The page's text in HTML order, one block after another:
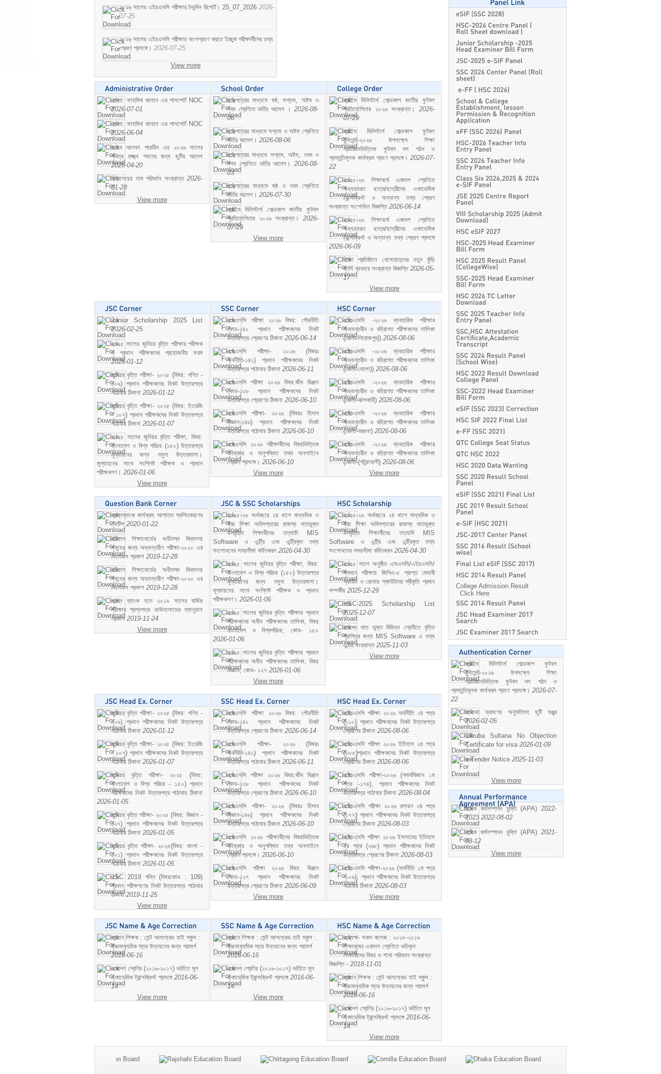
২০২৬ সালের এইচএসসি পরীক্ষার দৈনন্দিন রিপোর্ট। 25_07_2026 2026-
07-25
২০২৬ সালের এইচএসসি পরীক্ষার অংশগ্রহণ করতে ইচ্ছুক পরীক্ষার্থীদের তথ্য
প্রেরণ প্রসঙ্গে। 2026-07-25
View more
মোসা: ফাহমিদা জাহান এর পাসপোর্ট NOC
2026-07-01
মোসা: ফাহমিদা জাহান এর পাসপোর্ট NOC
2026-06-04
জনাব আলফা পারভীন এর ২০২৬ সালের
পবিত্র হজ্জ্ব গমনের জন্য ছুটির আদেশ
2026-04-20
বিদ্যালয়ের নাম পরিবর্তন সংক্রান্ত 2026-
01-28
View more
ছাড়পত্রের মাধ্যমে ষষ্ঠ, সপ্তম, অষ্টম ও
নবম শ্রেণিতে ভর্তির আদেশ । 2026-08-
06
ছাড়পত্রের মাধ্যমে সপ্তম ও অষ্টম শ্রেণিতে
ভর্তির আদেশ। 2026-08-06
ছাড়পত্রের মাধ্যমে সপ্তম, অষ্টম, নবম ও
দশম শ্রেণিতে ভর্তির আদেশ। 2026-08-
03
ছাড়পত্রের মাধ্যমে ষষ্ঠ ও নবম শ্রেণিতে
ভর্তির আদেশ। 2026-07-30
প্রাইম মিনিস্টার্স গোল্ডকাপ জাতীয় ফুটবল
প্রতিযোগিতায় ২০২৬ সংক্রান্ত। 2026-
07-29
View more
প্রাইম মিনিস্টার্স গোল্ডকাপ জাতীয় ফুটবল
প্রতিযোগিতায় ২০২৬ সংক্রান্ত। 2026-
07-29
প্রাইম মিনিস্টার্স গোল্ডকাপ ফুটবল
টুর্নামেন্ট-২০২৬ উপলক্ষ্যে শিক্ষা
প্রতিষ্ঠানভিত্তিক ফুটবল দল গঠন ও
প্রস্তুতিমূলক কার্যক্রম গ্রহণ প্রসঙ্গে। 2026-07-
22
২০২৫-২৬ শিক্ষাবর্ষে একাদশ শ্রেণিতে
অধ্যয়নরত ছাত্র/ছাত্রীদের একাডেমিক
ট্রান্সক্রিপ্ট ও অন্যান্য তথ্য প্রেরণ
সংক্রান্ত সংশোধিত বিজ্ঞপ্তি 2026-06-14
২০২৫-২৬ শিক্ষাবর্ষে একাদশ শ্রেণিতে
অধ্যয়নরত ছাত্র/ছাত্রীদের একাডেমিক
ট্রান্সক্রিপ্ট ও অন্যান্য তথ্য প্রেরণ প্রসঙ্গে
2026-06-09
শিক্ষা প্রতিষ্ঠানে খেলোয়াড়দের নতুন কুঁড়ি
জার্সি ব্যবহার সংক্রান্ত বিজ্ঞপ্তি 2026-05-
17
View more
Junior Scholarship 2025 List
2026-02-25
২০২৫ সালের জুনিয়র বৃত্তি পরীক্ষার পরীক্ষক
ও প্রধান পরীক্ষকদের প্রয়োজনীয় ফরম
2026-01-12
জুনিয়র বৃত্তি পরীক্ষা- ২০২৫ (বিষয়: গণিত -
১০৯) প্রধান পরীক্ষকদের নিকট উত্তরপত্র
পাঠাবার ঠিকানা 2026-01-12
জুনিয়র বৃত্তি পরীক্ষা- ২০২৫ (বিষয়: ইংরেজি
- ১০৭) প্রধান পরীক্ষকদের নিকট উত্তরপত্র
পাঠাবার ঠিকানা 2026-01-07
২০২৫ সালের জুনিয়র বৃত্তি পরীক্ষা, বিষয়:
বাংলাদেশ ও বিশ্ব পরিচয় (১৫০) উত্তরপত্র
মূল্যায়নের জন্য নমুনা উত্তরমালা।
মূল্যায়নের সাথে সংশ্লিষ্ট পরীক্ষক ও প্রধান
পরীক্ষকগণ। 2026-01-06
View more
এসএসসি পরীক্ষা ২০২৬ বিষয়: পৌরনীতি
কোড-১৪০ প্রধান পরীক্ষকদের নিকট
উত্তরপত্র প্রেরণের ঠিকানা 2026-06-14
এসএসসি পরীক্ষা- ২০২৬ (বিষয়ঃ
অর্থনীতি-১৪১) প্রধান পরীক্ষকদের নিকট
উত্তরপত্র পাঠাবার ঠিকানা 2026-06-11
এসএসসি পরীক্ষা ২০২৬ বিষয়:জীব বিঞ্জান
কোড-১৩৮ প্রধান পরীক্ষকদের নিকট
উত্তরপত্র প্রেরণের ঠিকানা 2026-06-10
এসএসসি পরীক্ষা- ২০২৬ (বিষয়ঃ হিসাব
বিজ্ঞান-১৪৬) প্রধান পরীক্ষকদের নিকট
উত্তরপত্র পাঠাবার ঠিকানা 2026-06-10
এসএসসি ২০২৬ পরীক্ষার্থীদের বিষয়ভিত্তিক
বহিষ্কার ও অনুপস্থিত তথ্য অনলাইনে
প্রেরণ প্রসঙ্গে। 2026-06-10
View more
এইচএসসি -২০২৬ ব্যবহারিক পরীক্ষার
অভ্যন্তরীন ও বহিরাগত পরীক্ষকদের তালিকা
(জেলা-পিরোজপুর)) 2026-08-06
এইচএসসি -২০২৬ ব্যবহারিক পরীক্ষার
অভ্যন্তরীন ও বহিরাগত পরীক্ষকদের তালিকা
(জেলা-ভোলা)) 2026-08-06
এইচএসসি -২০২৬ ব্যবহারিক পরীক্ষার
অভ্যন্তরীন ও বহিরাগত পরীক্ষকদের তালিকা
(জেলা-ঝালকাঠি) 2026-08-06
এইচএসসি -২০২৬ ব্যবহারিক পরীক্ষার
অভ্যন্তরীন ও বহিরাগত পরীক্ষকদের তালিকা
(জেলা-বরগুনা) 2026-08-06
এইচএসসি -২০২৬ ব্যবহারিক পরীক্ষার
অভ্যন্তরীন ও বহিরাগত পরীক্ষকদের তালিকা
(জেলা-(পটুয়াখালী) 2026-08-06
View more
প্রশ্নব্যাংক কার্যক্রম আপাতত স্থগিতকরণের
নোটিশ 2020-01-22
বরিশাল শিক্ষাবোর্ডের অধীনস্থ বিদ্যালয়
সমূহের জন্য অভ্যন্তরীণ পরীক্ষা-২০২০ এর
সিলেবাস প্রকাশ 2019-12-28
বরিশাল শিক্ষাবোর্ডের অধীনস্থ বিদ্যালয়
সমূহের জন্য অভ্যন্তরীণ পরীক্ষা-২০২০ এর
সিলেবাস প্রকাশ 2019-12-28
প্রশ্ন ব্যাংক হতে ২০১৯ সালের বার্ষিক
পরীক্ষার প্রশ্নপত্র ডাউনলোডের ম্যানুয়াল
প্রকাশ 2019-11-24
View more
২০২৫-২৬ অর্থবছরে ২য় ধাপে মাধ্যমিক ও
উচ্চ শিক্ষা অধিদপ্তরের রাজস্ব খাতভুক্ত
উপবৃত্তি শিক্ষার্থীদের তত্যাদি MIS
Software এ এন্ট্রি এবং এন্ট্রিকৃত তথ্য
সংশোধনের সময়সীমা বর্ধিতকরন 2026-04-30
২০২৫ সালের জুনিয়র বৃত্তি পরীক্ষা, বিষয়:
বাংলাদেশ ও বিশ্ব পরিচয় (১৫০) উত্তরপত্র
মূল্যায়নের জন্য নমুনা উত্তরমালা।
মূল্যায়নের সাথে সংশ্লিষ্ট পরীক্ষক ও প্রধান
পরীক্ষকগণ। 2026-01-06
২০২৫ সালের জুনিয়র বৃত্তি পরীক্ষায় প্রধান
পরীক্ষকদের অধীন পরীক্ষকদের তালিকা, বিষয়
বাংলাদেশ ও বিশ্বপরিচয়; কোড- ১৫০
2026-01-06
২০২৫ সালের জুনিয়র বৃত্তি পরীক্ষায় প্রধান
পরীক্ষকদের অধীন পরীক্ষকদের তালিকা, বিষয়
বিজ্ঞান; কোড- ১২৭ 2026-01-06
View more
২০২৫-২৬ অর্থবছরে ২য় ধাপে মাধ্যমিক ও
উচ্চ শিক্ষা অধিদপ্তরের রাজস্ব খাতভুক্ত
উপবৃত্তি শিক্ষার্থীদের তত্যাদি MIS
Software এ এন্ট্রি এবং এন্ট্রিকৃত তথ্য
সংশোধনের সময়সীমা বর্ধিতকরন 2026-04-30
২০২৫ সালে অনুষ্ঠিত এসএসসি/এইচএসসি/
সমমান পরীক্ষায় জিপিএ-৫ প্রাপ্ত মেধাবী
স্কাউট ও রোভার স্কাউটদের স্বীকৃতি প্রদান
সম্পর্কীয় 2025-12-29
HSC-2025 Scholarship List
2025-12-07
রাজস্ব খাত ভুক্ত বিভিন্ন শ্রেনীতে বৃত্তি
প্রাপ্তির জন্য MIS Software এ তথ্য
এন্ট্রি সংক্রান্ত 2025-11-03
View more
জুনিয়র বৃত্তি পরীক্ষা- ২০২৫ (বিষয়: গণিত -
১০৯) প্রধান পরীক্ষকদের নিকট উত্তরপত্র
পাঠাবার ঠিকানা 2026-01-12
জুনিয়র বৃত্তি পরীক্ষা- ২০২৫ (বিষয়: ইংরেজি
- ১০৭) প্রধান পরীক্ষকদের নিকট উত্তরপত্র
পাঠাবার ঠিকানা 2026-01-07
জুনিয়র বৃত্তি পরীক্ষা- ২০২৫ (বিষয়:
বাংলাদেশ ও বিশ্ব পরিচয় - ১৫০) প্রধান
পরীক্ষকদের নিকট উত্তরপত্র পাঠাবার ঠিকানা
2026-01-05
জুনিয়র বৃত্তি পরীক্ষা- ২০২৫ (বিষয়: বিজ্ঞান -
১২৭) প্রধান পরীক্ষকদের নিকট উত্তরপত্র
পাঠাবার ঠিকানা 2026-01-05
জুনিয়র বৃত্তি পরীক্ষা- ২০২৫(বিষয়: বাংলা -
১০১) প্রধান পরীক্ষকদের নিকট উত্তরপত্র
পাঠাবার ঠিকানা 2026-01-05
JSC 2019 গনিত (বিষয়কোড : 109)
প্রধান পরীক্ষগণের নিকট উত্তরপত্র পাঠাবার
ঠিকানা2019-11-25
View more
এসএসসি পরীক্ষা ২০২৬ বিষয়: পৌরনীতি
কোড-১৪০ প্রধান পরীক্ষকদের নিকট
উত্তরপত্র প্রেরণের ঠিকানা 2026-06-14
এসএসসি পরীক্ষা- ২০২৬ (বিষয়ঃ
অর্থনীতি-১৪১) প্রধান পরীক্ষকদের নিকট
উত্তরপত্র পাঠাবার ঠিকানা 2026-06-11
এসএসসি পরীক্ষা ২০২৬ বিষয়:জীব বিঞ্জান
কোড-১৩৮ প্রধান পরীক্ষকদের নিকট
উত্তরপত্র প্রেরণের ঠিকানা 2026-06-10
এসএসসি পরীক্ষা- ২০২৬ (বিষয়ঃ হিসাব
বিজ্ঞান-১৪৬) প্রধান পরীক্ষকদের নিকট
উত্তরপত্র পাঠাবার ঠিকানা 2026-06-10
এসএসসি ২০২৬ পরীক্ষার্থীদের বিষয়ভিত্তিক
বহিষ্কার ও অনুপস্থিত তথ্য অনলাইনে
প্রেরণ প্রসঙ্গে। 2026-06-10
এসএসসি পরীক্ষা ২০২৬ বিষয়: বিঞ্জান
কোড-১২৭ প্রধান পরীক্ষকদের নিকট
উত্তরপত্র প্রেরণের ঠিকানা 2026-06-09
View more
এইচএসসি পরীক্ষা ২০২৬ অর্থনীতি ২য় পত্র
(১১০) প্রধান পরীক্ষকদের নিকট উত্তরপত্র
প্রেরণের ঠিকানা 2026-08-06
এইচএসসি পরীক্ষা ২০২৬ ইতিহাস ২য় পত্র
(৩০৫)প্রধান পরীক্ষকদের নিকট উত্তরপত্র
প্রেরণের ঠিকানা 2026-08-06
এইচএসসি পরীক্ষা-২০২৬ (পদার্থবিজ্ঞান ১ম
পত্র -১৭৪), প্রধান পরীক্ষকদের নিকট
উত্তরপত্র পাঠাবার ঠিকানা 2026-08-04
এইচএসসি পরীক্ষা ২০২৬ রসায়ন ২য় পত্র
(১৭৭) প্রধান পরীক্ষকদের নিকট উত্তরপত্র
প্রেরণের ঠিকানা 2026-08-03
এইচএসসি পরীক্ষা ২০২৬ ইসলামের ইতিহাস
২য় পত্র (২৬৮) প্রধান পরীক্ষকদের নিকট
উত্তরপত্র প্রেরণের ঠিকানা 2026-08-03
এইচএসসি পরীক্ষা-২০২৬ (অর্থনীতি ১ম পত্র
-১০৯), প্রধান পরীক্ষকদের নিকট উত্তরপত্র
পাঠাবার ঠিকানা 2026-08-03
View more
প্রধান শিক্ষক : সেন্ট আলফ্রেড হাই স্কুল :
উচ্চমাধ্যমিক স্তর উন্নয়নের জন্য পরামর্শ
2016-06-16
একাদশ শ্রেণির (২০১৬-২০১৭) ভর্তিতে মূল
একাডেমিক ট্রান্সক্রিপ্ট প্রসঙ্গে 2016-06-
14
View more
প্রধান শিক্ষক : সেন্ট আলফ্রেড হাই স্কুল :
উচ্চমাধ্যমিক স্তর উন্নয়নের জন্য পরামর্শ
2016-06-16
একাদশ শ্রেণির (২০১৬-২০১৭) ভর্তিতে মূল
একাডেমিক ট্রান্সক্রিপ্ট প্রসঙ্গে 2016-06-
14
View more
অধ্যক্ষ- সকল কলেজ : ২০১৮-২০১৯
শিক্ষাবষের একাদশ শ্রেণিতে ভতিকৃত
শিক্ষাথীদের বিষয় ও শাখা পরিবতন সংক্রান্ত
বিজ্ঞপ্তি - 2018-11-01
প্রধান শিক্ষক : সেন্ট আলফ্রেড হাই স্কুল :
উচ্চমাধ্যমিক স্তর উন্নয়নের জন্য পরামর্শ
2016-06-16
একাদশ শ্রেণির (২০১৬-২০১৭) ভর্তিতে মূল
একাডেমিক ট্রান্সক্রিপ্ট প্রসঙ্গে 2016-06-
14
View more
College Admission Result
Click Here
প্রাইম মিনিস্টার্স গোল্ডকাপ ফুটবল
টুর্নামেন্ট-২০২৬ উপলক্ষ্যে শিক্ষা
প্রতিষ্ঠানভিত্তিক ফুটবল দল গঠন ও
প্রস্তুতিমূলক কার্যক্রম গ্রহণ প্রসঙ্গে। 2026-07-
22
কানাডা ভ্রমণের অনুমতিসহ ছুটি মঞ্জুর
2026-02-05
Dilruba Sultana No Objection
Certificate for visa 2026-01-09
e-Tender Notice 2025-11-03
View more
বাষিক কর্মসম্পাদন চুক্তি (APA) 2022-
2023 2022-08-02
বাষিক কর্মসম্পাদন চুক্তি (APA) 2021-
08-12
View more